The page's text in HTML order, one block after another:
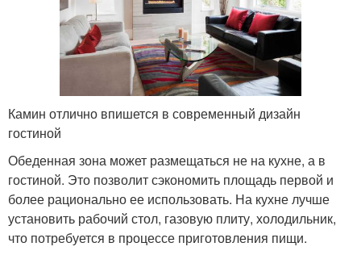
Камин отлично впишется в современный дизайн
гостиной
Обеденная зона может размещаться не на кухне, а в
гостиной. Это позволит сэкономить площадь первой и
более рационально ее использовать. На кухне лучше
установить рабочий стол, газовую плиту, холодильник,
что потребуется в процессе приготовления пищи.